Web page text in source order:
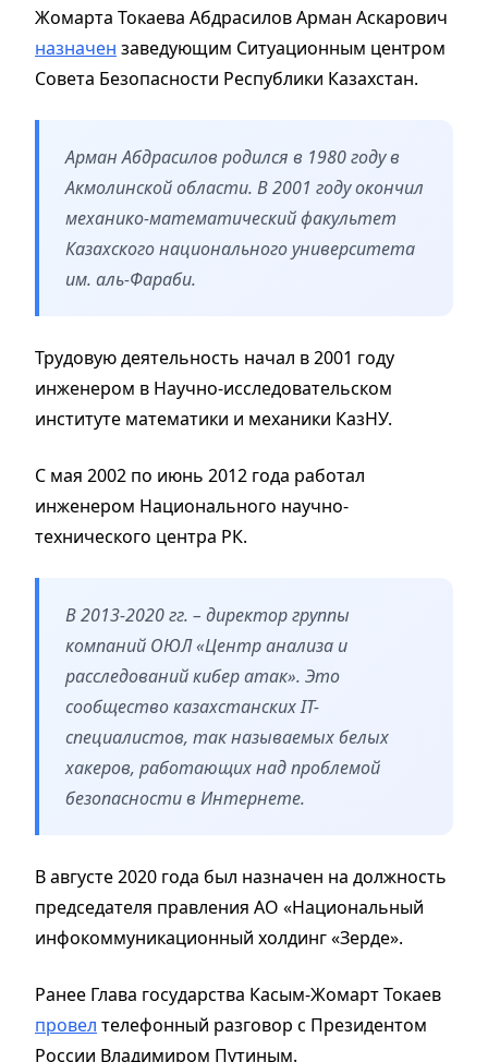
Жомарта Токаева Абдрасилов Арман Аскарович
назначен заведующим Ситуационным центром
Совета Безопасности Республики Казахстан.
Арман Абдрасилов родился в 1980 году в
Акмолинской области. В 2001 году окончил
механико-математический факультет
Казахского национального университета
им. аль-Фараби.
Трудовую деятельность начал в 2001 году
инженером в Научно-исследовательском
институте математики и механики КазНУ.
С мая 2002 по июнь 2012 года работал
инженером Национального научно-
технического центра РК.
В 2013-2020 гг. – директор группы
компаний ОЮЛ «Центр анализа и
расследований кибер атак». Это
сообщество казахстанских IT-
специалистов, так называемых белых
хакеров, работающих над проблемой
безопасности в Интернете.
В августе 2020 года был назначен на должность
председателя правления АО «Национальный
инфокоммуникационный холдинг «Зерде».
Ранее Глава государства Касым-Жомарт Токаев
провел телефонный разговор с Президентом
России Владимиром Путиным.